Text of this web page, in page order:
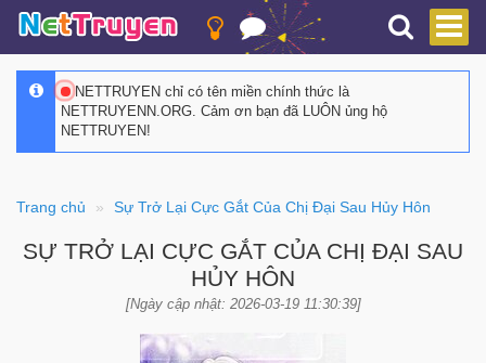
NETTRUYEN chỉ có tên miền chính thức là
NETTRUYENN.ORG. Cảm ơn bạn đã LUÔN ủng hộ
NETTRUYEN!
Trang chủ Sự Trở Lại Cực Gắt Của Chị Đại Sau Hủy Hôn
SỰ TRỞ LẠI CỰC GẮT CỦA CHỊ ĐẠI SAU
HỦY HÔN
[Ngày cập nhật: 2026-03-19 11:30:39]